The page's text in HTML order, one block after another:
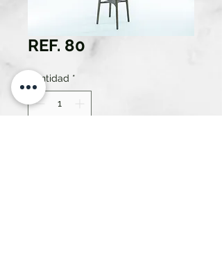
REF. 80
Cantidad *